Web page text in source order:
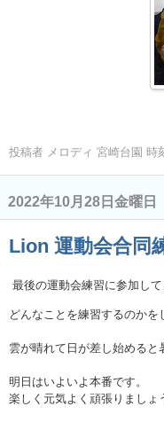
投稿者 メロディ 宮崎台園 時
2022年10月28日金曜日
Lion 運動会合同
最後の運動会練習に参加して
どんなことを練習するのかを
雲が晴れて日が差し始めると
明日はいよいよ本番です。
楽しく元気よく頑張りましょ